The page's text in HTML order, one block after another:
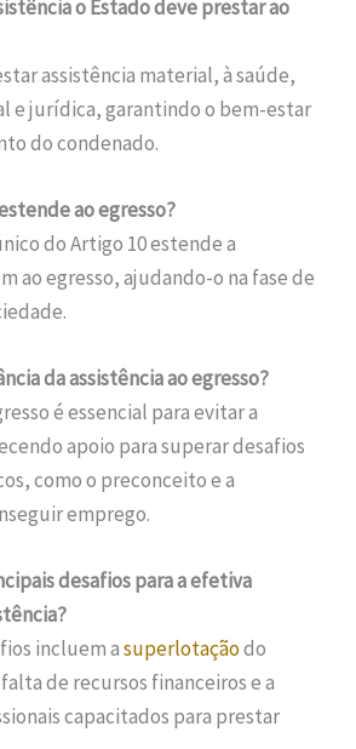
o Estado deve prestar ao
assistência material, à saúde,
e jurídica, garantindo o bem-estar
do condenado.
ao egresso?
do Artigo 10 estende a
ao egresso, ajudando-o na fase de
da assistência ao egresso?
é essencial para evitar a
apoio para superar desafios
como o preconceito e a
emprego.
desafios para a efetiva
incluem asuperlotaçãodo
de recursos financeiros e a
capacitados para prestar